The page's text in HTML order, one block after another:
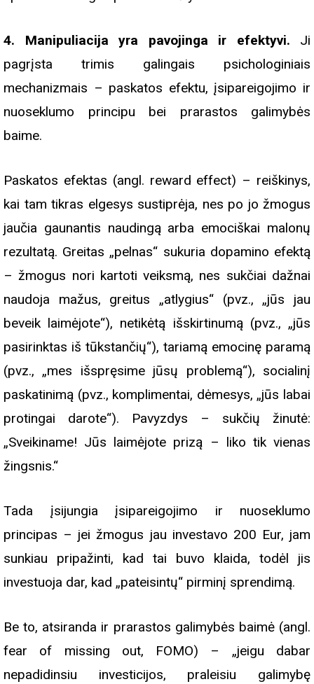
4. Manipuliacija yra pavojinga ir efektyvi.
Ji
pagrįsta trimis galingais psichologiniais
mechanizmais – paskatos efektu, įsipareigojimo ir
nuoseklumo principu bei prarastos galimybės
baime.
Paskatos efektas (angl. reward effect) – reiškinys,
kai tam tikras elgesys sustiprėja, nes po jo žmogus
jaučia gaunantis naudingą arba emociškai malonų
rezultatą. Greitas „pelnas“ sukuria dopamino efektą
– žmogus nori kartoti veiksmą, nes sukčiai dažnai
naudoja mažus, greitus „atlygius“ (pvz., „jūs jau
beveik laimėjote“), netikėtą išskirtinumą (pvz., „jūs
pasirinktas iš tūkstančių“), tariamą emocinę paramą
(pvz., „mes išspręsime jūsų problemą“), socialinį
paskatinimą (pvz., komplimentai, dėmesys, „jūs labai
protingai darote“). Pavyzdys – sukčių žinutė:
„Sveikiname! Jūs laimėjote prizą – liko tik vienas
žingsnis.“
Tada įsijungia įsipareigojimo ir nuoseklumo
principas – jei žmogus jau investavo 200 Eur, jam
sunkiau pripažinti, kad tai buvo klaida, todėl jis
investuoja dar, kad „pateisintų“ pirminį sprendimą.
Be to, atsiranda ir prarastos galimybės baimė (angl.
fear of missing out, FOMO) – „jeigu dabar
nepadidinsiu investicijos, praleisiu galimybę